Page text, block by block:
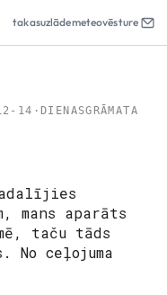
takasuzlādemeteovēsture
14 · DIENASGRĀMATA
mans aparāts
taču tāds
ceļojuma